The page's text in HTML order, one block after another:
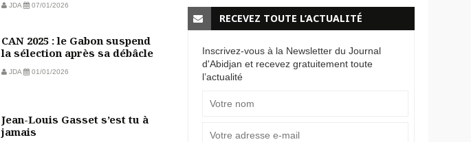
JDA 07/01/2026
CAN 2025 : le Gabon suspend
la sélection après sa débâcle
JDA 01/01/2026
Jean-Louis Gasset s’est tu à
jamais
RECEVEZ TOUTE L’ACTUALITÉ
Inscrivez-vous à la Newsletter du Journal
d'Abidjan et recevez gratuitement toute
l’actualité